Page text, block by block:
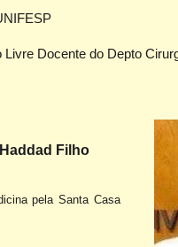
Livre Docente do Depto
Filho
pela Santa Casa